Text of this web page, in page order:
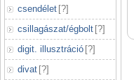
csendélet [?]
csillagászat/égbolt [?]
digit. illusztráció [?]
divat [?]